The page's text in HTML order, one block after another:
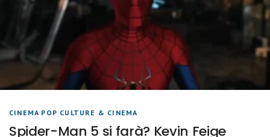
CINEMA POP CULTURE & CINEMA
Spider-Man 5 si farà? Kevin Feige